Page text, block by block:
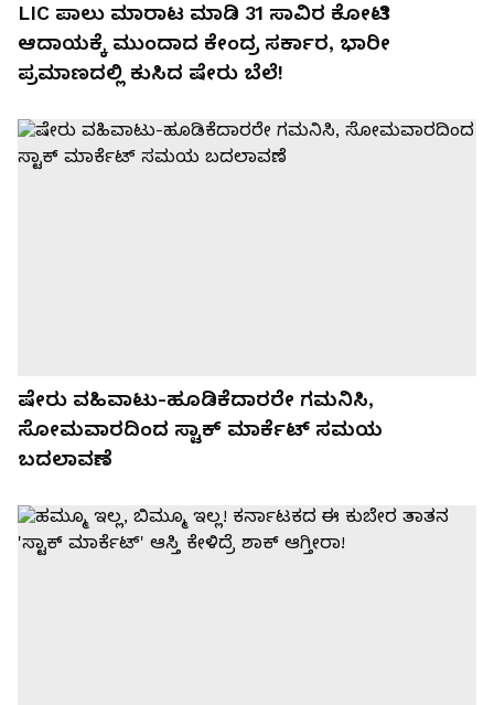
LIC ಪಾಲು ಮಾರಾಟ ಮಾಡಿ 31 ಸಾವಿರ ಕೋಟಿ
ಆದಾಯಕ್ಕೆ ಮುಂದಾದ ಕೇಂದ್ರ ಸರ್ಕಾರ, ಭಾರೀ
ಪ್ರಮಾಣದಲ್ಲಿ ಕುಸಿದ ಷೇರು ಬೆಲೆ!
ಷೇರು ವಹಿವಾಟು-ಹೂಡಿಕೆದಾರರೇ ಗಮನಿಸಿ,
ಸೋಮವಾರದಿಂದ ಸ್ಟಾಕ್ ಮಾರ್ಕೆಟ್‌ ಸಮಯ
ಬದಲಾವಣೆ